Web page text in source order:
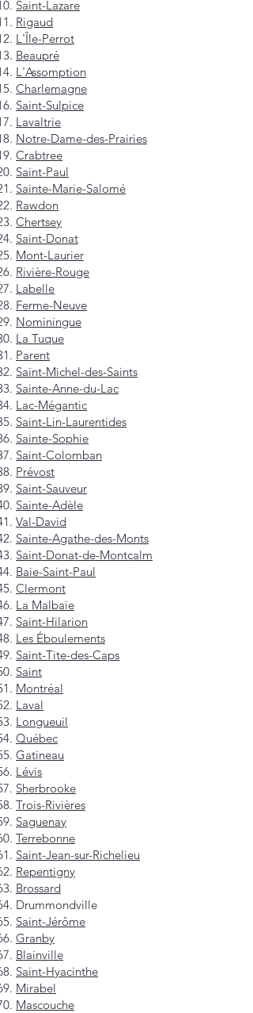
Saint-Lazare
Rigaud
L'Île-Perrot
Beaupré
L'Assomption
Charlemagne
Saint-Sulpice
Lavaltrie
Notre-Dame-des-Prairies
Crabtree
Saint-Paul
Sainte-Marie-Salomé
Rawdon
Chertsey
Saint-Donat
Mont-Laurier
Rivière-Rouge
Labelle
Ferme-Neuve
Nominingue
La Tuque
Parent
Saint-Michel-des-Saints
Sainte-Anne-du-Lac
Lac-Mégantic
Saint-Lin-Laurentides
Sainte-Sophie
Saint-Colomban
Prévost
Saint-Sauveur
Sainte-Adèle
Val-David
Sainte-Agathe-des-Monts
Saint-Donat-de-Montcalm
Baie-Saint-Paul
Clermont
La Malbaie
Saint-Hilarion
Les Éboulements
Saint-Tite-des-Caps
Saint
Montréal
Laval
Longueuil
Québec
Gatineau
Lévis
Sherbrooke
Trois-Rivières
Saguenay
Terrebonne
Saint-Jean-sur-Richelieu
Repentigny
Brossard
Drummondville
Saint-Jérôme
Granby
Blainville
Saint-Hyacinthe
Mirabel
Mascouche